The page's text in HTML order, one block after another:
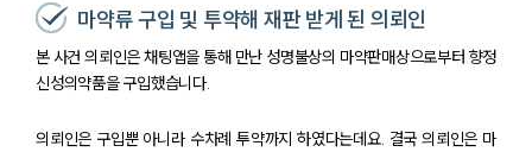
마약류 구입 및 투약해 재판 받게 된 의뢰인
본 사건 의뢰인은 채팅앱을 통해 만난 성명불상의 마약판매상으로부터 향정
신성의약품을 구입했습니다.
의뢰인은 구입뿐 아니라 수차례 투약까지 하였다는데요. 결국 의뢰인은 마